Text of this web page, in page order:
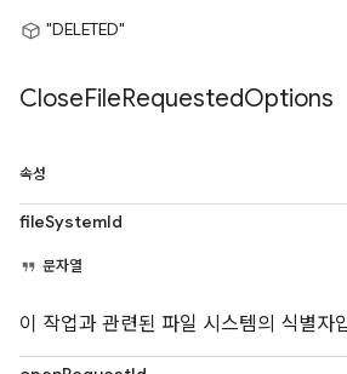
"DELETED"
CloseFileRequestedOptions
속성
fileSystemId
문자열
이 작업과 관련된 파일 시스템의 식별자